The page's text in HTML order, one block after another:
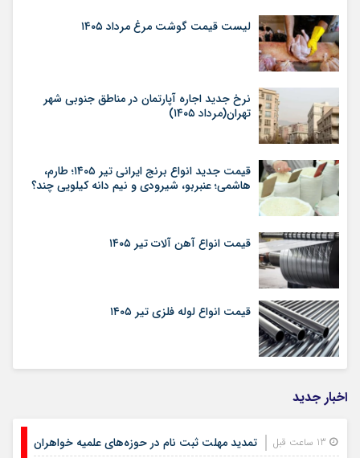
لیست قیمت گوشت مرغ مرداد ۱۴۰۵
نرخ جدید اجاره آپارتمان در مناطق جنوبی شهر
تهران(مرداد ۱۴۰۵)
قیمت جدید انواع برنج ایرانی تیر ۱۴۰۵؛ طارم،
هاشمی؛ عنبربو، شیرودی و نیم دانه کیلویی چند؟
قیمت انواع آهن آلات تیر ۱۴۰۵
قیمت انواع لوله فلزی تیر ۱۴۰۵
اخبار جدید
تمدید مهلت ثبت نام در حوزه‌های علمیه خواهران